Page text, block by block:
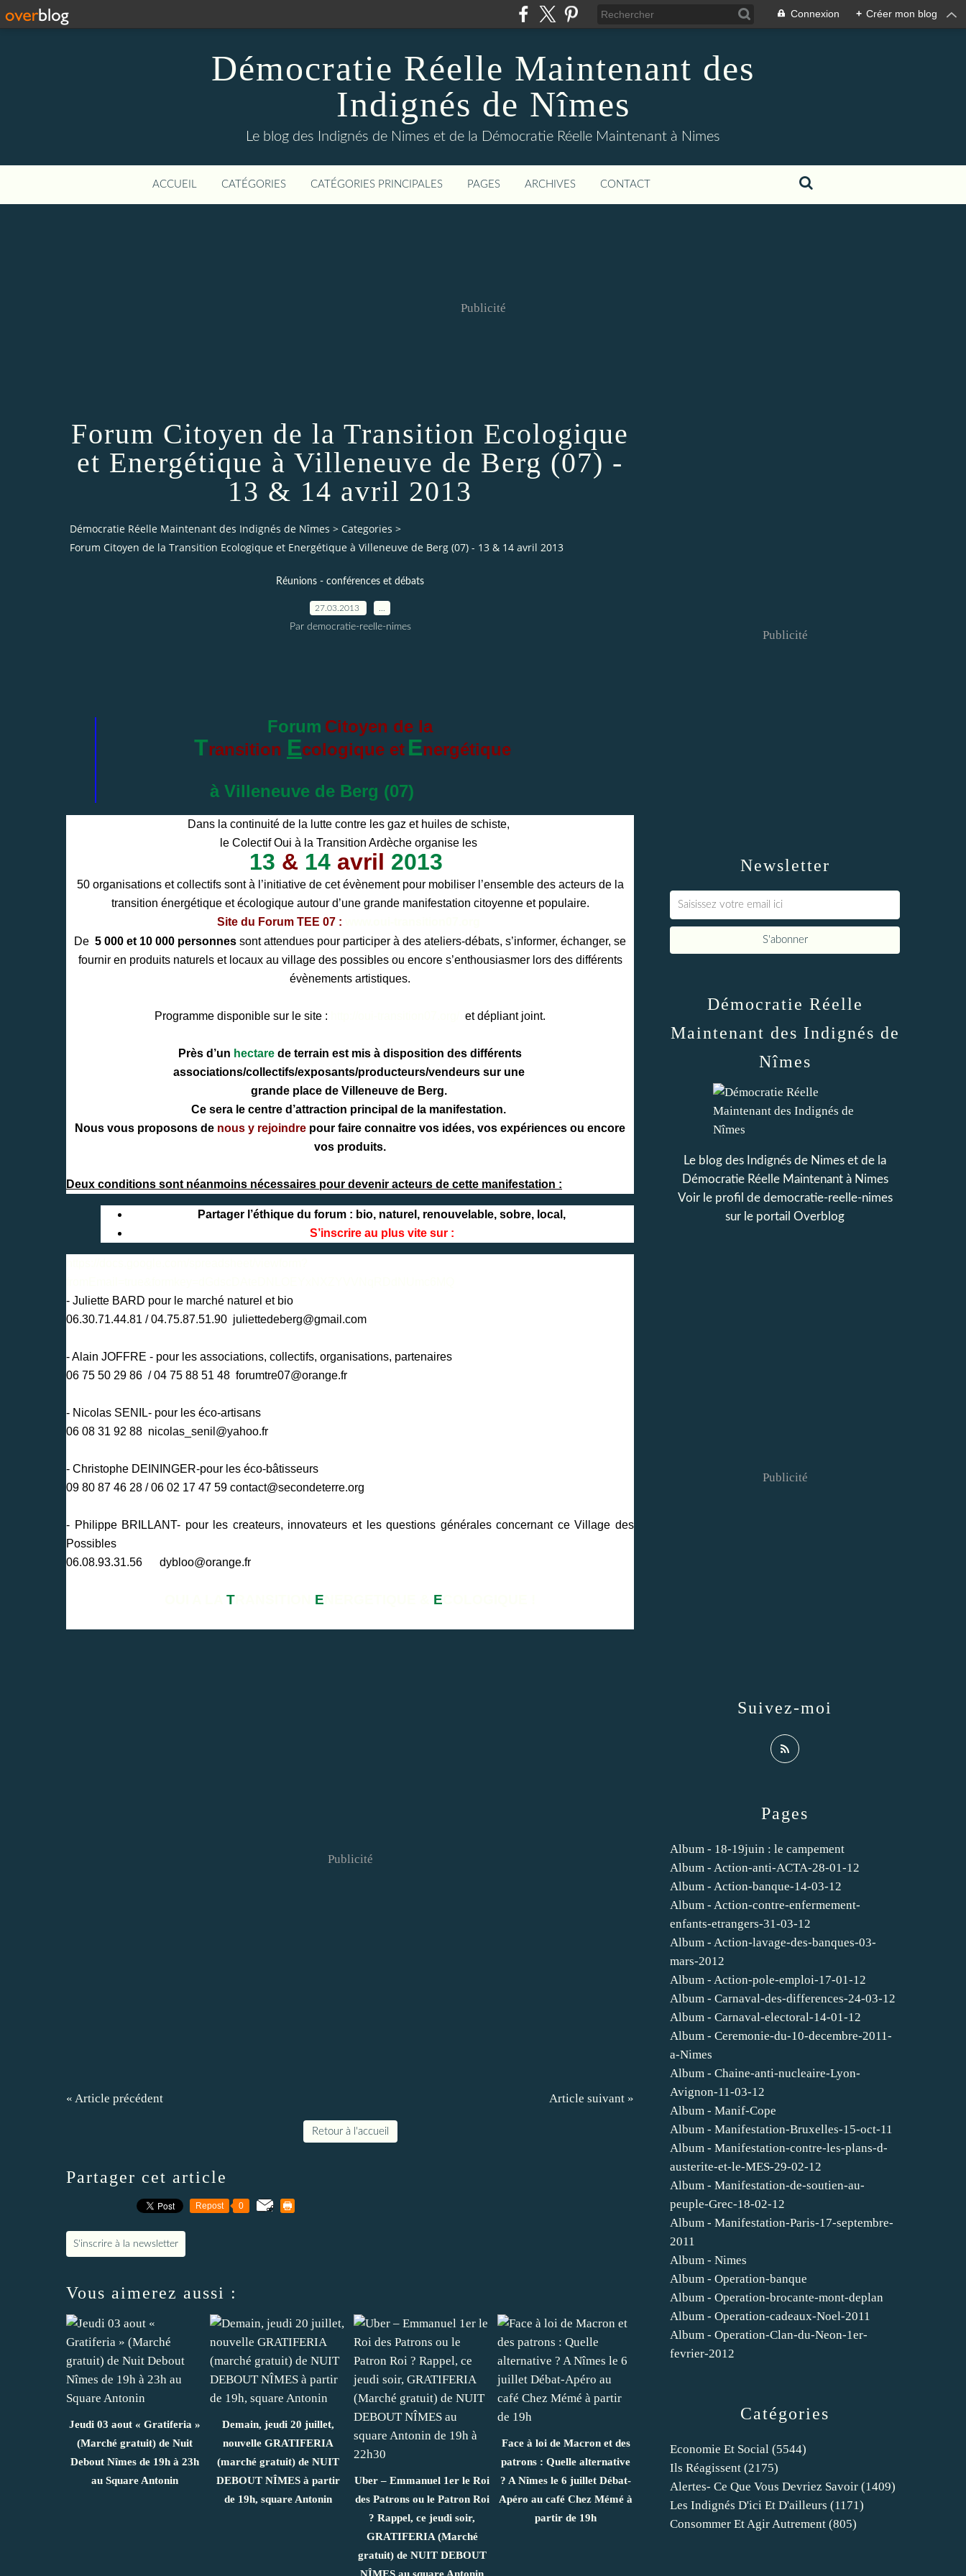
Connexion + Créer mon blog
Démocratie Réelle Maintenant des
Indignés de Nîmes
Le blog des Indignés de Nimes et de la Démocratie Réelle Maintenant à Nimes
ACCUEIL CATÉGORIES CATÉGORIES PRINCIPALES PAGES ARCHIVES CONTACT
Publicité
Forum Citoyen de la Transition Ecologique
et Energétique à Villeneuve de Berg (07) -
13 & 14 avril 2013
Démocratie Réelle Maintenant des Indignés de Nîmes > Categories >
Forum Citoyen de la Transition Ecologique et Energétique à Villeneuve de Berg (07) - 13 & 14 avril 2013
Réunions - conférences et débats
27.03.2013
Par democratie-reelle-nimes
Forum Citoyen de la
Transition Ecologique et Energétique
à Villeneuve de Berg (07)
Dans la continuité de la lutte contre les gaz et huiles de schiste,
le Colectif Oui à la Transition Ardèche organise les
13 & 14 avril 2013
50 organisations et collectifs sont à l’initiative de cet évènement pour mobiliser l’ensemble des acteurs de la
transition énergétique et écologique autour d’une grande manifestation citoyenne et populaire.
Site du Forum TEE 07 :
De 5 000 et 10 000 personnes sont attendues pour participer à des ateliers-débats, s’informer, échanger, se
fournir en produits naturels et locaux au village des possibles ou encore s’enthousiasmer lors des différents
évènements artistiques.
Programme disponible sur le site : et dépliant joint.
Près d’un hectare de terrain est mis à disposition des différents
associations/collectifs/exposants/producteurs/vendeurs sur une
grande place de Villeneuve de Berg.
Ce sera le centre d’attraction principal de la manifestation.
Nous vous proposons de nous y rejoindre pour faire connaitre vos idées, vos expériences ou encore
vos produits.
Deux conditions sont néanmoins nécessaires pour devenir acteurs de cette manifestation :
Partager l’éthique du forum : bio, naturel, renouvelable, sobre, local,
S’inscrire au plus vite sur :
- Juliette BARD pour le marché naturel et bio
06.30.71.44.81 / 04.75.87.51.90 juliettedeberg@gmail.com
- Alain JOFFRE - pour les associations, collectifs, organisations, partenaires
06 75 50 29 86 / 04 75 88 51 48 forumtre07@orange.fr
- Nicolas SENIL- pour les éco-artisans
06 08 31 92 88 nicolas_senil@yahoo.fr
- Christophe DEININGER-pour les éco-bâtisseurs
09 80 87 46 28 / 06 02 17 47 59 contact@secondeterre.org
- Philippe BRILLANT- pour les createurs, innovateurs et les questions générales concernant ce Village des
Possibles
06.08.93.31.56 dybloo@orange.fr
T E E
Publicité
« Article précédent Article suivant »
Retour à l'accueil
Partager cet article
Repost 0
S'inscrire à la newsletter
Vous aimerez aussi :
Jeudi 03 aout « Gratiferia »
(Marché gratuit) de Nuit
Debout Nîmes de 19h à 23h
au Square Antonin
Demain, jeudi 20 juillet,
nouvelle GRATIFERIA
(marché gratuit) de NUIT
DEBOUT NÎMES à partir
de 19h, square Antonin
Uber – Emmanuel 1er le Roi
des Patrons ou le Patron Roi
? Rappel, ce jeudi soir,
GRATIFERIA (Marché
gratuit) de NUIT DEBOUT
NÎMES au square Antonin
Face à loi de Macron et des
patrons : Quelle alternative
? A Nîmes le 6 juillet Débat-
Apéro au café Chez Mémé à
partir de 19h
Newsletter
Publicité
Catégories
Economie Et Social (5544)
Ils Réagissent (2175)
Alertes- Ce Que Vous Devriez Savoir (1409)
Les Indignés D'ici Et D'ailleurs (1171)
Consommer Et Agir Autrement (805)
Pages
Album - 18-19juin : le campement
Album - Action-anti-ACTA-28-01-12
Album - Action-banque-14-03-12
Album - Action-contre-enfermement-
enfants-etrangers-31-03-12
Album - Action-lavage-des-banques-03-
mars-2012
Album - Action-pole-emploi-17-01-12
Album - Carnaval-des-differences-24-03-12
Album - Carnaval-electoral-14-01-12
Album - Ceremonie-du-10-decembre-2011-
a-Nimes
Album - Chaine-anti-nucleaire-Lyon-
Avignon-11-03-12
Album - Manif-Cope
Album - Manifestation-Bruxelles-15-oct-11
Album - Manifestation-contre-les-plans-d-
austerite-et-le-MES-29-02-12
Album - Manifestation-de-soutien-au-
peuple-Grec-18-02-12
Album - Manifestation-Paris-17-septembre-
2011
Album - Nimes
Album - Operation-banque
Album - Operation-brocante-mont-deplan
Album - Operation-cadeaux-Noel-2011
Album - Operation-Clan-du-Neon-1er-
fevrier-2012
Démocratie Réelle
Maintenant des Indignés de
Nîmes
Le blog des Indignés de Nimes et de la
Démocratie Réelle Maintenant à Nimes
Voir le profil de democratie-reelle-nimes
sur le portail Overblog
Suivez-moi
Publicité